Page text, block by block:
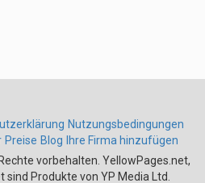
Nutzungsbedingungen
Preise Blog
Ihre Firma hinzufügen
vorbehalten. YellowPages.net,
sind Produkte von YP Media Ltd.